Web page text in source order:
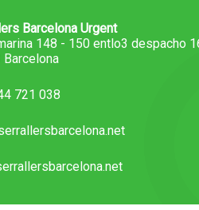
Barcelona Urgent
148 - 150 entlo3 despacho
721 038